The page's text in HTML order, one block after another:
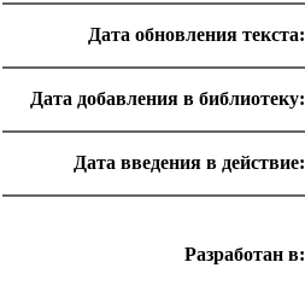
Дата обновления текста:
Дата добавления в библиотеку:
Дата введения в действие:
Разработан в: